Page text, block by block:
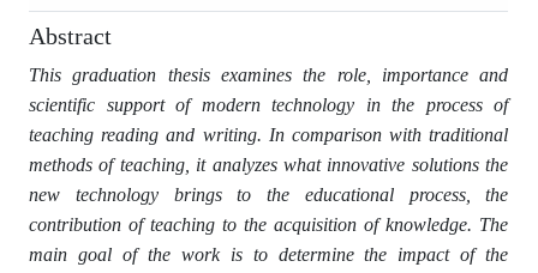
Abstract
This graduation thesis examines the role, importance and
scientific support of modern technology in the process of
teaching reading and writing. In comparison with traditional
methods of teaching, it analyzes what innovative solutions the
new technology brings to the educational process, the
contribution of teaching to the acquisition of knowledge. The
main goal of the work is to determine the impact of the